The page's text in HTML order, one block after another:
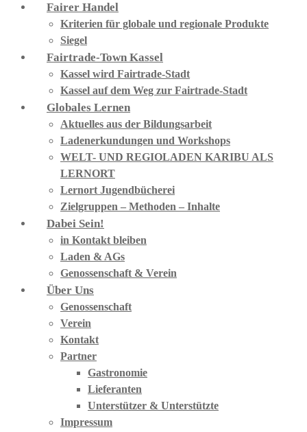
Fairer Handel
Kriterien für globale und regionale Produkte
Siegel
Fairtrade-Town Kassel
Kassel wird Fairtrade-Stadt
Kassel auf dem Weg zur Fairtrade-Stadt
Globales Lernen
Aktuelles aus der Bildungsarbeit
Ladenerkundungen und Workshops
WELT- UND REGIOLADEN KARIBU ALS
LERNORT
Lernort Jugendbücherei
Zielgruppen – Methoden – Inhalte
Dabei Sein!
in Kontakt bleiben
Laden & AGs
Genossenschaft & Verein
Über Uns
Genossenschaft
Verein
Kontakt
Partner
Gastronomie
Lieferanten
Unterstützer & Unterstützte
Impressum